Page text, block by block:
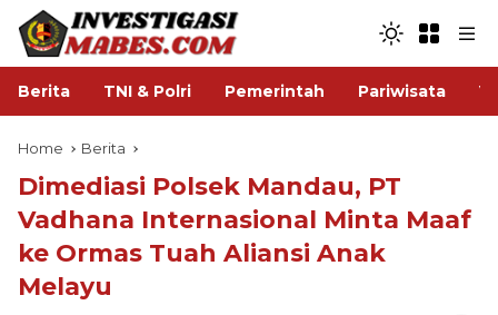
Berita TNI & Polri Pemerintah Pariwisata
Home Berita
Dimediasi Polsek Mandau, PT
Vadhana Internasional Minta Maaf
ke Ormas Tuah Aliansi Anak
Melayu